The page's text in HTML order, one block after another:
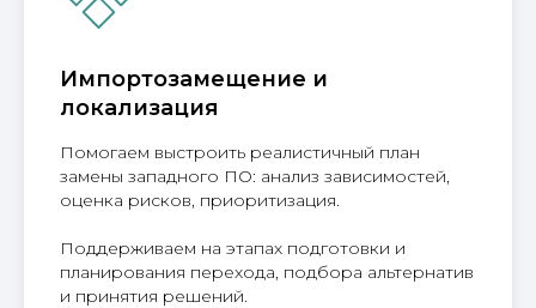
Импортозамещение и
локализация
Помогаем выстроить реалистичный план
замены западного ПО: анализ зависимостей,
оценка рисков, приоритизация.
Поддерживаем на этапах подготовки и
планирования перехода, подбора альтернатив
и принятия решений.